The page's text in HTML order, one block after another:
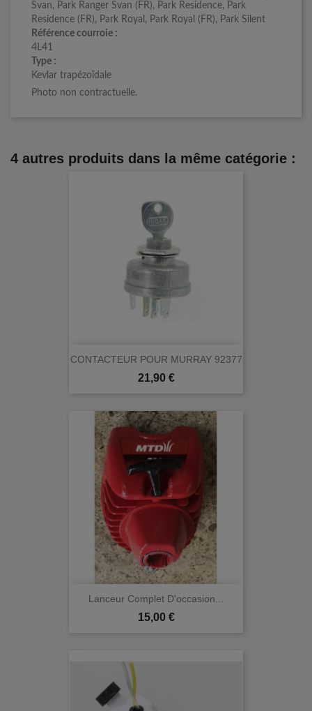
Svan, Park Ranger Svan (FR), Park Residence, Park
Residence (FR), Park Royal, Park Royal (FR), Park Silent
Référence courroie :
4L41
Type :
Kevlar trapézoïdale
Photo non contractuelle.
4 autres produits dans la même catégorie :
CONTACTEUR POUR MURRAY 92377
Prix
21,90 €
Lanceur Complet D'occasion...
Prix
15,00 €